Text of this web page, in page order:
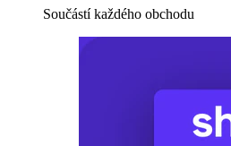
Součástí každého obchodu